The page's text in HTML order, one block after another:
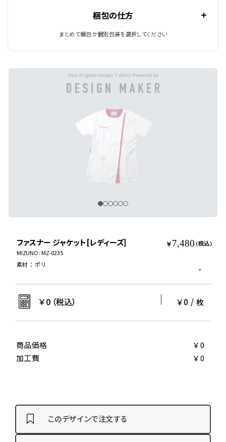
梱包の仕方
まとめて梱包か個別包装を選択してください
ファスナー ジャケット[レディーズ] ￥ 7,480（税込）
MIZUNO : MZ-0235
素材 ：ポリ
￥0（税込） ￥0 /枚
商品価格
￥0
加工費
￥0
このデザインで注文する